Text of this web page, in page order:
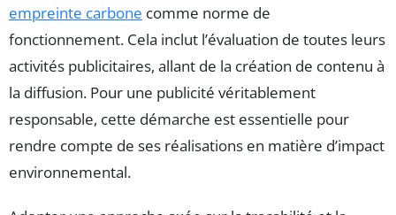
empreinte carbone comme norme de
fonctionnement. Cela inclut l’évaluation de toutes leurs
activités publicitaires, allant de la création de contenu à
la diffusion. Pour une publicité véritablement
responsable, cette démarche est essentielle pour
rendre compte de ses réalisations en matière d’impact
environnemental.